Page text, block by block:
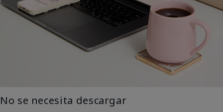
No se necesita descargar